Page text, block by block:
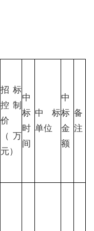
招标
控制
价
（万
元）
中
标
时
间
中标
单位
中
标
金
额
备
注